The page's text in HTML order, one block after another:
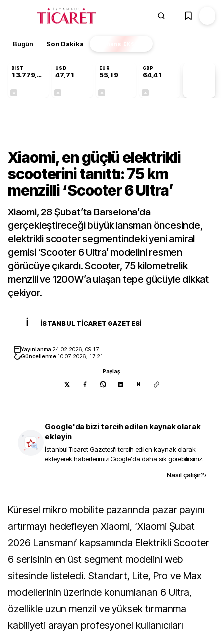
Bugün Son Dakika Finans EKSTRA
BIST
13.779,39
USD
47,71
EUR
55,19
GBP
64,41
Xiaomi, en güçlü elektrikli
scooterini tanıttı: 75 km
menzilli ‘Scooter 6 Ultra’
Xiaomi, 28 Şubat’ta Barselona’da
gerçekleştireceği büyük lansman öncesinde,
elektrikli scooter segmentindeki yeni amiral
gemisi ‘Scooter 6 Ultra’ modelini resmen
görücüye çıkardı. Scooter, 75 kilometrelik
menzili ve 1200W’a ulaşan tepe gücüyle dikkat
çekiyor.
İ İSTANBUL TICARET GAZETESI
Yayınlanma 24.02.2026, 09:17
Güncellenme 10.07.2026, 17:21
Paylaş
N
Google'da bizi tercih edilen kaynak olarak
ekleyin
İstanbul Ticaret Gazetesi'i tercih edilen kaynak olarak
ekleyerek haberlerimizi Google'da daha sık görebilirsiniz.
Nasıl çalışır?›
Küresel mikro mobilite pazarında pazar payını
artırmayı hedefleyen Xiaomi, ‘Xiaomi Şubat
2026 Lansmanı’ kapsamında Elektrikli Scooter
6 serisinin en üst segment modelini web
sitesinde listeledi. Standart, Lite, Pro ve Max
modellerinin üzerinde konumlanan 6 Ultra,
özellikle uzun menzil ve yüksek tırmanma
kabiliyeti arayan profesyonel kullanıcıları